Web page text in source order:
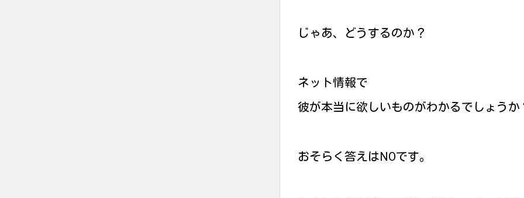
じゃあ、どうするのか？
ネット情報で
彼が本当に欲しいものがわかるでしょうか
おそらく答えはNOです。